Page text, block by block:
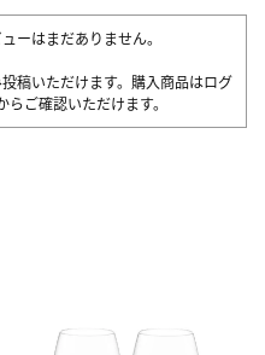
ーはまだありません。
稿いただけます。購入商品はログ
らご確認いただけます。